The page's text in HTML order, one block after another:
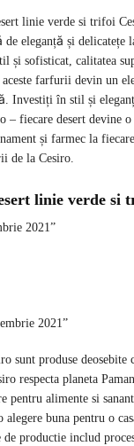
linie verde si trifoi
eleganță și delicatețe
și sofisticat, calitatea
farfurii devin un
Investiți în stil și
fiecare desert devine
și farmec la
de la Cesiro.
linie verde si
2021”
2021”
sunt produse deosebite
respecta planeta
pentru alimente si
buna pentru o
de productie includ